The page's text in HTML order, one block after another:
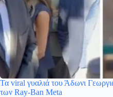
Τα viral γυαλιά του Άδωνι
των Ray-Ban Meta